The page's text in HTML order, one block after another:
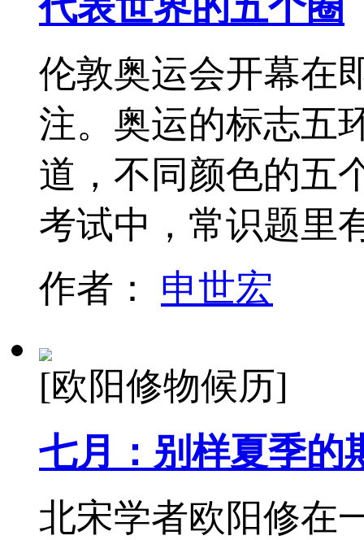
伦敦奥运会开幕在
注。奥运的标志五
道，不同颜色的五
考试中，常识题
作者： 申世宏
[欧阳修物候历]
七月：别样夏季的
北宋学者欧阳修在